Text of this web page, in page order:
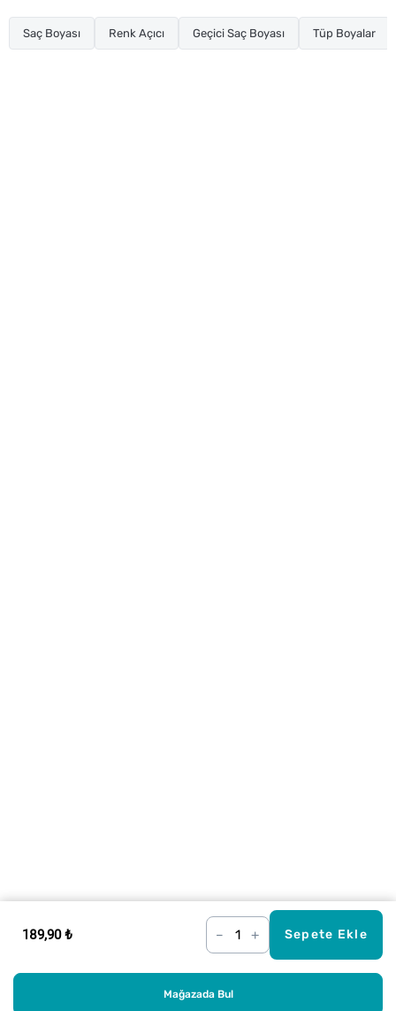
189,90 ₺ – + Sepete Ekle
Mağazada Bul
Saç Boyası Renk Açıcı Geçici Saç Boyası Tüp Boyalar